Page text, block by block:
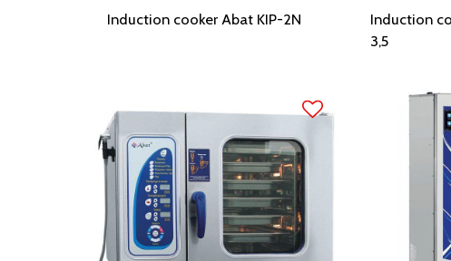
Induction cooker Abat KIP-2N
Induction
3,5